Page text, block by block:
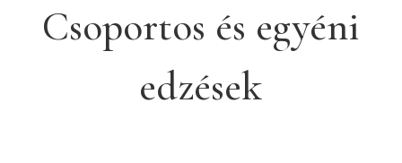
Csoportos és egyéni
edzések